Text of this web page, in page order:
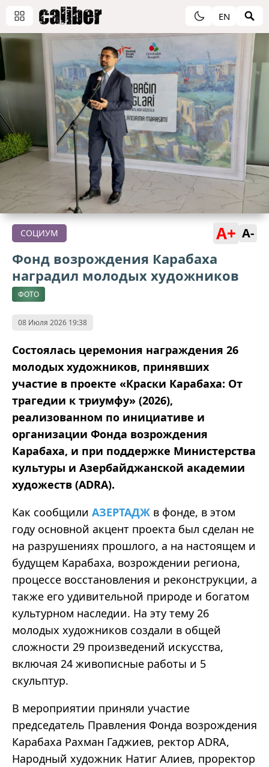
EN
СОЦИУМ A+ A-
Фонд возрождения Карабаха
наградил молодых художников
ФОТО
08 Июля 2026 19:38
Состоялась церемония награждения 26
молодых художников, принявших
участие в проекте «Краски Карабаха: От
трагедии к триумфу» (2026),
реализованном по инициативе и
организации Фонда возрождения
Карабаха, и при поддержке Министерства
культуры и Азербайджанской академии
художеств (ADRA).
Как сообщили АЗЕРТАДЖ в фонде, в этом
году основной акцент проекта был сделан не
на разрушениях прошлого, а на настоящем и
будущем Карабаха, возрождении региона,
процессе восстановления и реконструкции, а
также его удивительной природе и богатом
культурном наследии. На эту тему 26
молодых художников создали в общей
сложности 29 произведений искусства,
включая 24 живописные работы и 5
скульптур.
В мероприятии приняли участие
председатель Правления Фонда возрождения
Карабаха Рахман Гаджиев, ректор ADRA,
Народный художник Натиг Алиев, проректор